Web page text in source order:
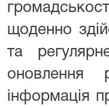
щоденно
та
оновлення
інформація